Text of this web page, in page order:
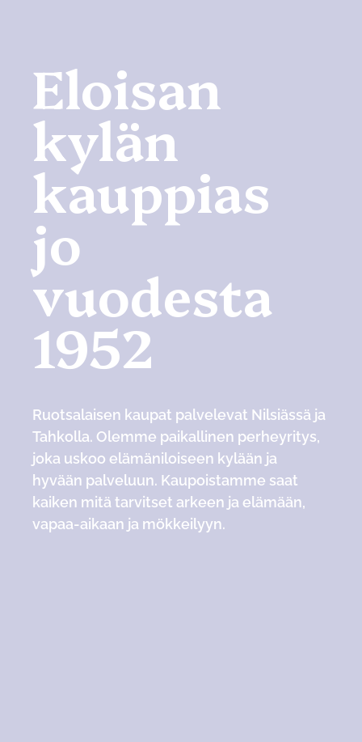
Eloisan
kylän
kauppias
jo
vuodesta
1952
Ruotsalaisen kaupat palvelevat Nilsiässä ja
Tahkolla. Olemme paikallinen perheyritys,
joka uskoo elämäniloiseen kylään ja
hyvään palveluun. Kaupoistamme saat
kaiken mitä tarvitset arkeen ja elämään,
vapaa-aikaan ja mökkeilyyn.